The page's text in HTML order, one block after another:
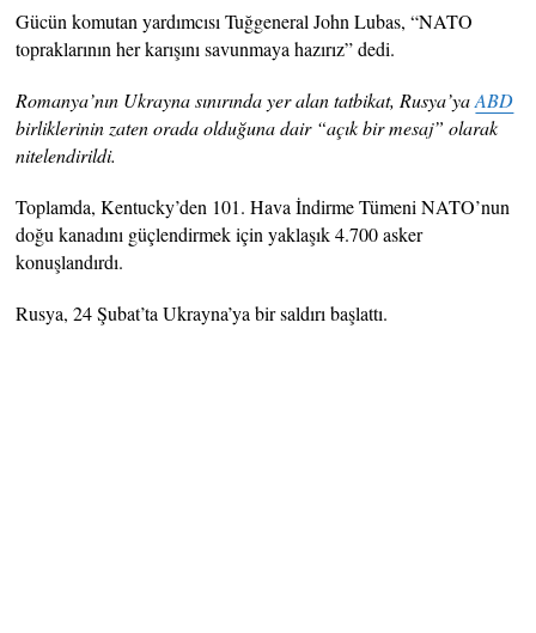
Gücün komutan yardımcısı Tuğgeneral John Lubas, “NATO
topraklarının her karışını savunmaya hazırız” dedi.
Romanya’nın Ukrayna sınırında yer alan tatbikat, Rusya’yaABD
birliklerinin zaten orada olduğuna dair “açık bir mesaj” olarak
nitelendirildi.
Toplamda, Kentucky’den 101. Hava İndirme Tümeni NATO’nun
doğu kanadını güçlendirmek için yaklaşık 4.700 asker
konuşlandırdı.
Rusya, 24 Şubat’ta Ukrayna’ya bir saldırı başlattı.